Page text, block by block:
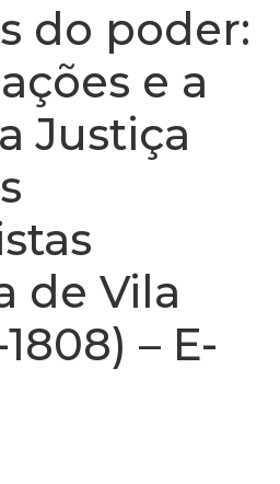
do poder:
e a
Justiça
de Vila
1808) – E-